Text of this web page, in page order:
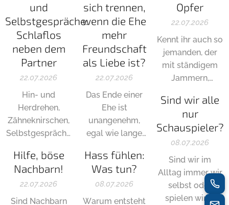
und
Selbstgespräche:
Schlaflos
neben dem
Partner
22.07.2026
Hin- und
Herdrehen,
Zähneknirschen,
Selbstgespräche
in der Nacht. Wer
kann da noch
schlafen? Und
wie bringt man
sich trennen,
wenn die Ehe
mehr
Freundschaft
als Liebe ist?
22.07.2026
Das Ende einer
Ehe ist
unangenehm,
egal wie lange
Was aber, wenn
man dafür die
Chance auf die
wahre Liebe mit
Opfer
22.07.2026
Kennt ihr auch so
jemanden, der
mit ständigem
Jammern,
Sichtweisen und
gegenüber
anderen
hervorsticht -
und immer
"schuldlos" ist?
Hilfe, böse
Nachbarn!
22.07.2026
Sind Nachbarn
Hass fühlen:
Was tun?
08.07.2026
Warum entsteht
Sind wir alle
nur
Schauspieler?
08.07.2026
Sind wir im
Alltag immer wir
selbst oder
spielen wir je